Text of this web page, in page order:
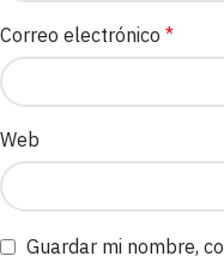
Correo electrónico *
Web
Guardar mi nombre,